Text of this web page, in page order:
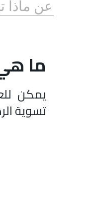
ما
يمكن
تسوية